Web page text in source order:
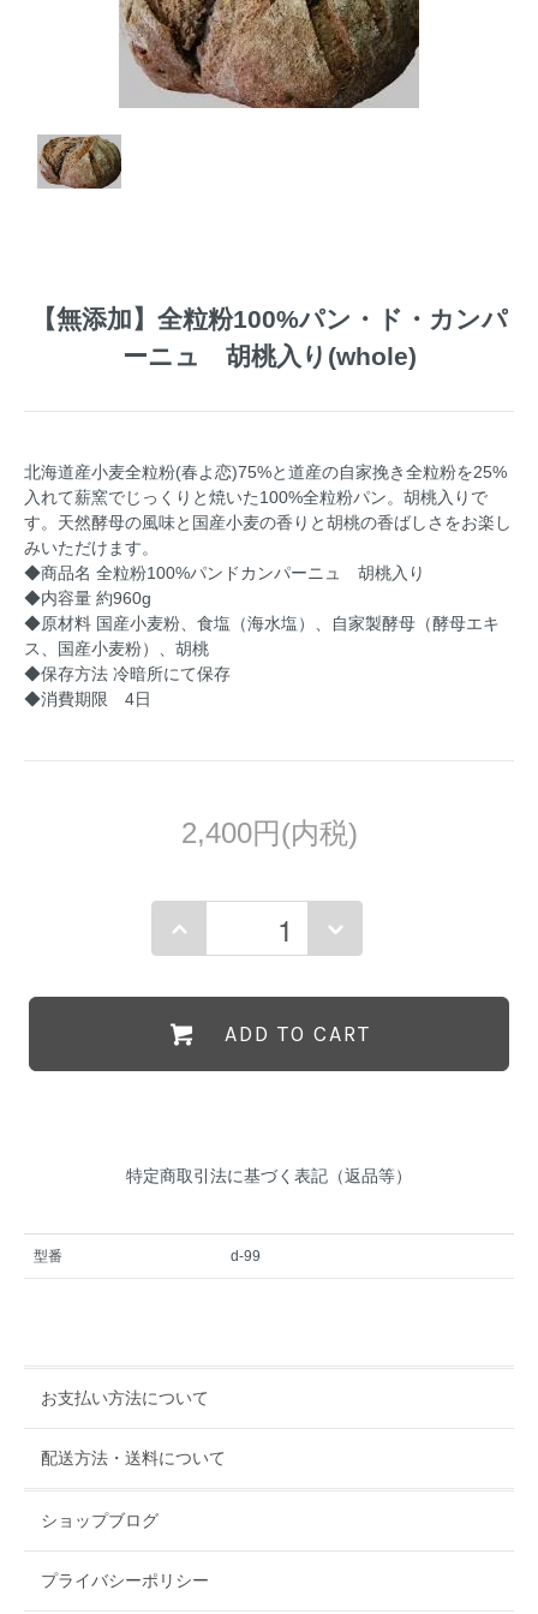
【無添加】全粒粉100%パン・ド・カンパ
ーニュ 胡桃入り(whole)
北海道産小麦全粒粉(春よ恋)75%と道産の自家挽き全粒粉を25%
入れて薪窯でじっくりと焼いた100%全粒粉パン。胡桃入りで
す。天然酵母の風味と国産小麦の香りと胡桃の香ばしさをお楽し
みいただけます。
◆商品名 全粒粉100%パンドカンパーニュ 胡桃入り
◆内容量 約960g
◆原材料 国産小麦粉、食塩（海水塩）、自家製酵母（酵母エキ
ス、国産小麦粉）、胡桃
◆保存方法 冷暗所にて保存
◆消費期限 4日
2,400円(内税)
ADD TO CART
特定商取引法に基づく表記（返品等）
型番 d-99
お支払い方法について
配送方法・送料について
ショップブログ
プライバシーポリシー